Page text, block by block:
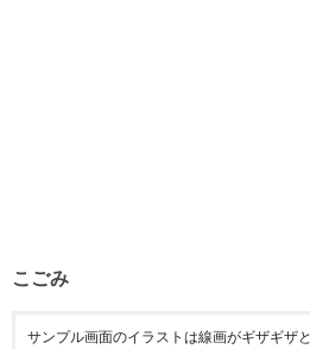
こごみ
サンプル画面のイラストは線画がギザギザ